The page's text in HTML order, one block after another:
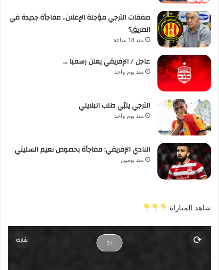
صفقات الترجي مؤجلة الإعلان.. مفاجأة جديدة في
الطريق؟
منذ 18 ساعة
عاجل / الإفريقي يعلن رسميا …
منذ يوم واحد
الترجي يلبّي طلب البلايلي
منذ يوم واحد
النادي الإفريقي: مفاجأة بخصوص نعيم السليتي
منذ يومين
شاهد المباراة